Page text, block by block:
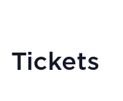
Tickets